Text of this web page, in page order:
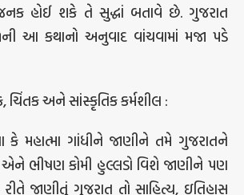
હોઈ શકે તે સુદ્ધાં બતાવે છે. ગુજરાત
આ કથાનો અનુવાદ વાંચવામાં મજા પડે
અને સાંસ્કૃતિક કર્મશીલ :
કે મહાત્મા ગાંધીને જાણીને તમે ગુજરાતને
ભીષણ કોમી હુલ્લડો વિશે જાણીને પણ
જાણીતું ગુજરાત તો સાહિત્ય, ઇતિહાસ